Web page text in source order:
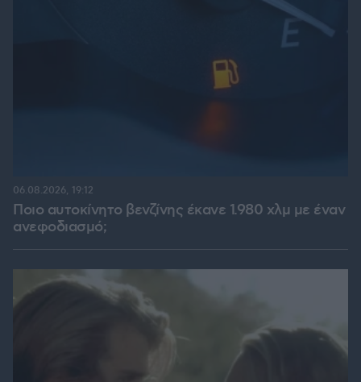
Ποιο αυτοκίνητο βενζίνης έκανε 1.980 χλμ με έναν
ανεφοδιασμό;
06.08.2026, 19:12